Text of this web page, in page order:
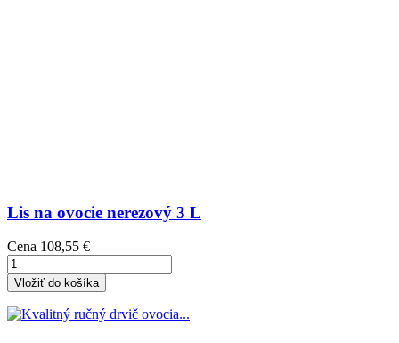
Lis na ovocie nerezový 3 L
Cena 108,55 €
Vložiť do košíka